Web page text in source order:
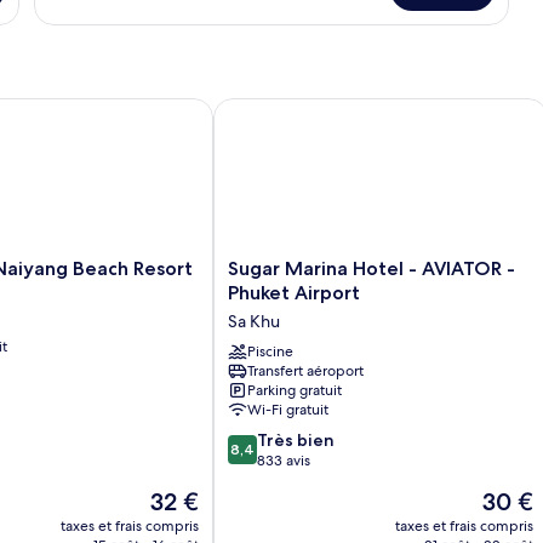
chambre :
le
Double
Beach Resort
Le
nouveau
32 €
taxes et frais compris
Beach Resort
Sugar
Marina
-
AVIATOR
-
Phuket
Airport
Sa
Khu
Sugar Marina Hotel - AVIATOR -
Phuket Airport
Sa Khu
Piscine
Transfert aéroport
Parking gratuit
Wi-Fi gratuit
8.4
sur
8,4 Très bien
833 avis
Le
nouveau
30 €
taxes et frais compris
Sugar Marina Hotel - AVIATOR -